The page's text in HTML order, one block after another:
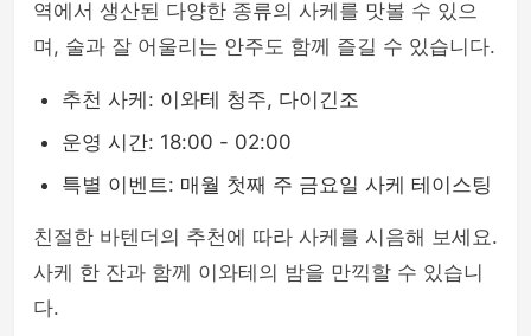
역에서 생산된 다양한 종류의 사케를 맛볼 수 있으
며, 술과 잘 어울리는 안주도 함께 즐길 수 있습니다.
추천 사케: 이와테 청주, 다이긴조
운영 시간: 18:00 - 02:00
특별 이벤트: 매월 첫째 주 금요일 사케 테이스팅
친절한 바텐더의 추천에 따라 사케를 시음해 보세요.
사케 한 잔과 함께 이와테의 밤을 만끽할 수 있습니
다.